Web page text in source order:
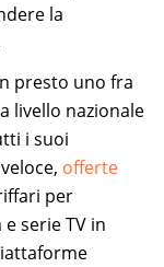
la
presto uno fra
livello nazionale
i suoi
offerte
per
serie TV in